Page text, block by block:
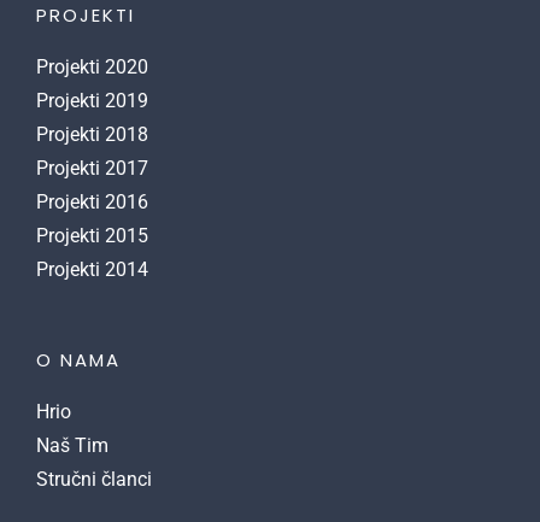
PROJEKTI
Projekti 2020
Projekti 2019
Projekti 2018
Projekti 2017
Projekti 2016
Projekti 2015
Projekti 2014
O NAMA
Hrio
Naš Tim
Stručni članci